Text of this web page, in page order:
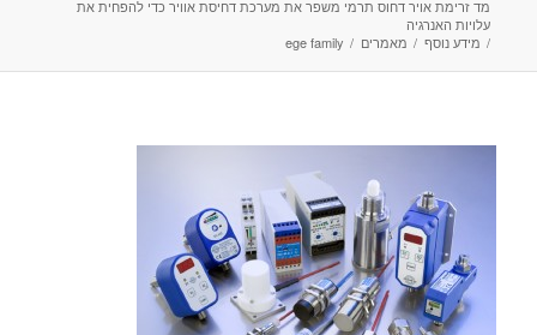
מד זרימת אויר דחוס תרמי משפר את מערכת דחיסת אוויר כדי להפחית את
עלויות האנרגיה
/ מידע נוסף / מאמרים /
ege family